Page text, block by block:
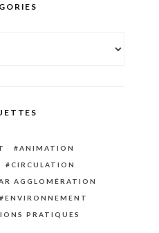
ANIMATION
CIRCULATION
AGGLOMÉRATION
ENVIRONNEMENT
PRATIQUES